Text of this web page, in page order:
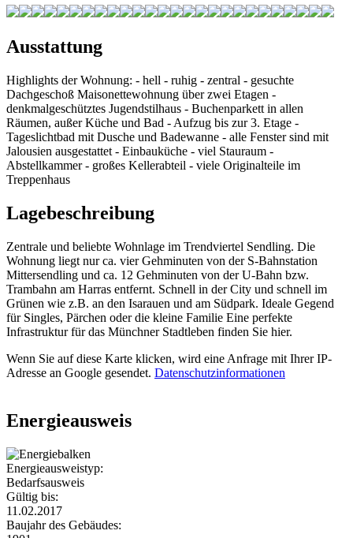
Ausstattung
Highlights der Wohnung: - hell - ruhig - zentral - gesuchte
Dachgeschoß Maisonettewohnung über zwei Etagen -
denkmalgeschütztes Jugendstilhaus - Buchenparkett in allen
Räumen, außer Küche und Bad - Aufzug bis zur 3. Etage -
Tageslichtbad mit Dusche und Badewanne - alle Fenster sind mit
Jalousien ausgestattet - Einbauküche - viel Stauraum -
Abstellkammer - großes Kellerabteil - viele Originalteile im
Treppenhaus
Lagebeschreibung
Zentrale und beliebte Wohnlage im Trendviertel Sendling. Die
Wohnung liegt nur ca. vier Gehminuten von der S-Bahnstation
Mittersendling und ca. 12 Gehminuten von der U-Bahn bzw.
Trambahn am Harras entfernt. Schnell in der City und schnell im
Grünen wie z.B. an den Isarauen und am Südpark. Ideale Gegend
für Singles, Pärchen oder die kleine Familie Eine perfekte
Infrastruktur für das Münchner Stadtleben finden Sie hier.
Wenn Sie auf diese Karte klicken, wird eine Anfrage mit Ihrer IP-
Adresse an Google gesendet. Datenschutzinformationen
Energieausweis
Energieausweistyp:
Bedarfsausweis
Gültig bis:
11.02.2017
Baujahr des Gebäudes: